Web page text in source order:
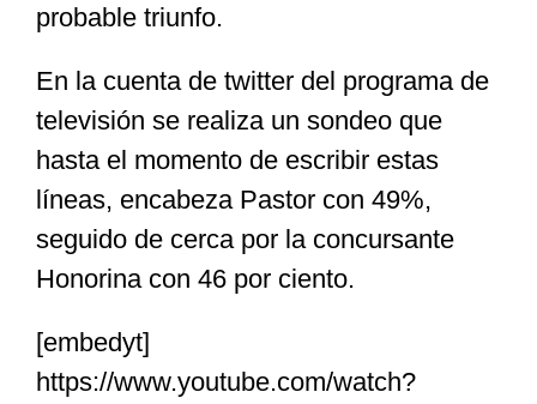
probable triunfo.
En la cuenta de twitter del programa de
televisión se realiza un sondeo que
hasta el momento de escribir estas
líneas, encabeza Pastor con 49%,
seguido de cerca por la concursante
Honorina con 46 por ciento.
[embedyt]
https://www.youtube.com/watch?